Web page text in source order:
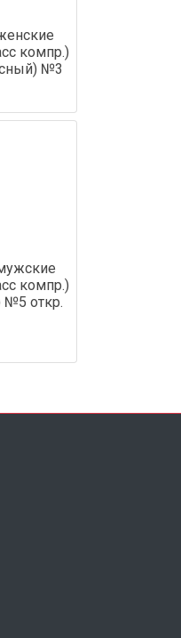
компр.)
№3
компр.)
№5 откр.